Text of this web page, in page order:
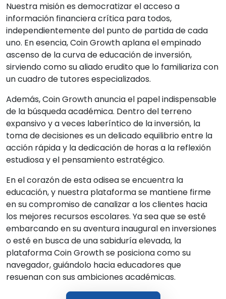
Nuestra misión es democratizar el acceso a
información financiera crítica para todos,
independientemente del punto de partida de cada
uno. En esencia, Coin Growth aplana el empinado
ascenso de la curva de educación de inversión,
sirviendo como su aliado erudito que lo familiariza con
un cuadro de tutores especializados.
Además, Coin Growth anuncia el papel indispensable
de la búsqueda académica. Dentro del terreno
expansivo y a veces laberíntico de la inversión, la
toma de decisiones es un delicado equilibrio entre la
acción rápida y la dedicación de horas a la reflexión
estudiosa y el pensamiento estratégico.
En el corazón de esta odisea se encuentra la
educación, y nuestra plataforma se mantiene firme
en su compromiso de canalizar a los clientes hacia
los mejores recursos escolares. Ya sea que se esté
embarcando en su aventura inaugural en inversiones
o esté en busca de una sabiduría elevada, la
plataforma Coin Growth se posiciona como su
navegador, guiándolo hacia educadores que
resuenan con sus ambiciones académicas.